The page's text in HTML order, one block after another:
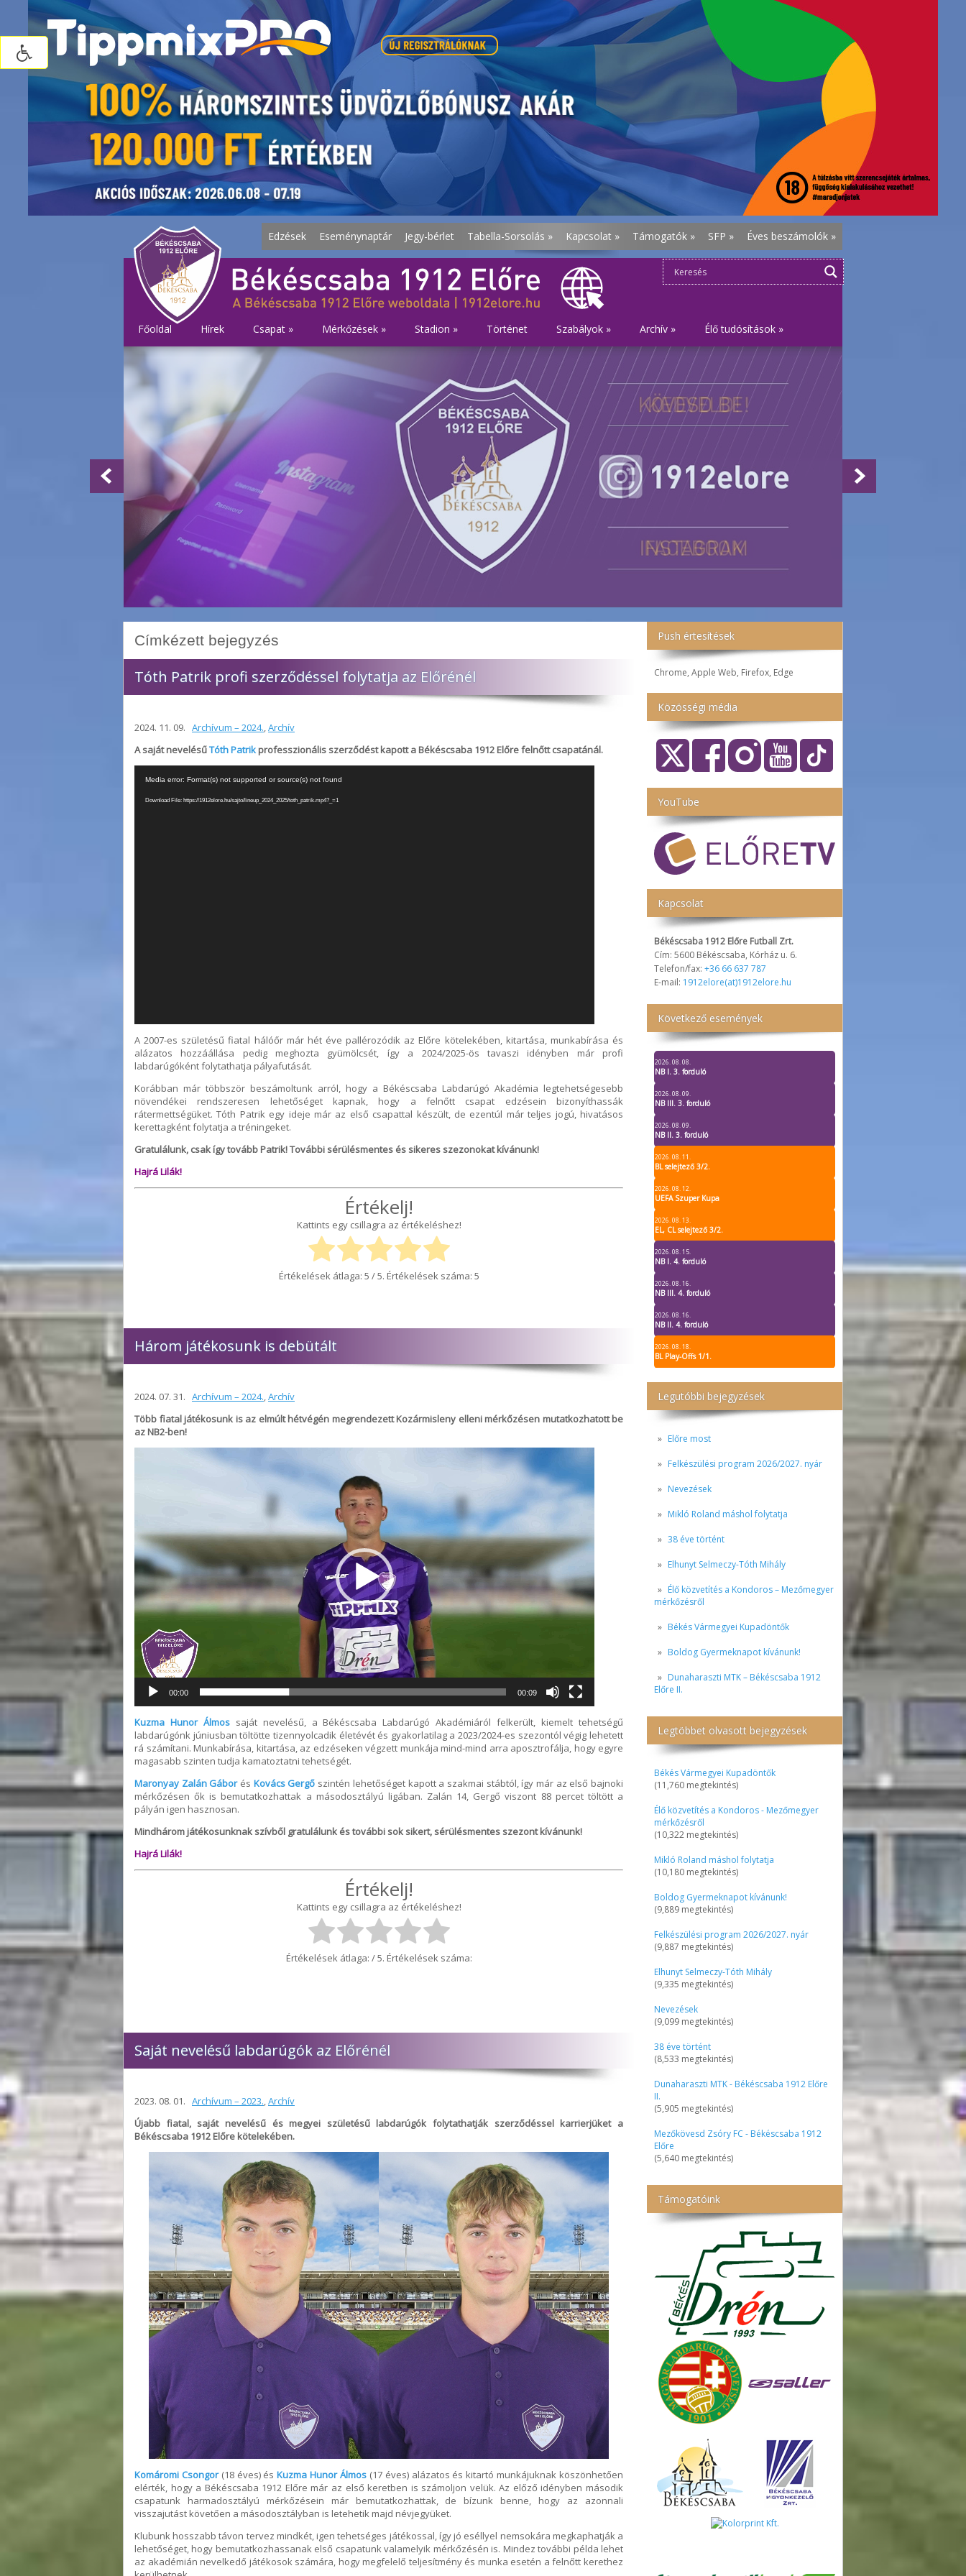
Edzések Eseménynaptár Jegy-bérlet Tabella-Sorsolás » Kapcsolat » Támogatók » SFP » Éves beszámolók »
Főoldal Hírek Csapat » Mérkőzések » Stadion » Történet Szabályok » Archív » Élő tudósítások »
Push értesítések
Chrome, Apple Web, Firefox, Edge
Közösségi média
YouTube
Kapcsolat
Békéscsaba 1912 Előre Futball Zrt.
Cím: 5600 Békéscsaba, Kórház u. 6.
Telefon/fax: +36 66 637 787
E-mail: 1912elore(at)1912elore.hu
Következő események
2026. 08. 08.
NB I. 3. forduló
2026. 08. 09.
NB III. 3. forduló
2026. 08. 09.
NB II. 3. forduló
2026. 08. 11.
BL selejtező 3/2.
2026. 08. 12.
UEFA Szuper Kupa
2026. 08. 13.
EL, CL selejtező 3/2.
2026. 08. 15.
NB I. 4. forduló
2026. 08. 16.
NB III. 4. forduló
2026. 08. 16.
NB II. 4. forduló
2026. 08. 18.
BL Play-Offs 1/1.
Legutóbbi bejegyzések
Előre most
Felkészülési program 2026/2027. nyár
Nevezések
Mikló Roland máshol folytatja
38 éve történt
Elhunyt Selmeczy-Tóth Mihály
Élő közvetítés a Kondoros – Mezőmegyer
mérkőzésről
Békés Vármegyei Kupadöntők
Boldog Gyermeknapot kívánunk!
Dunaharaszti MTK – Békéscsaba 1912
Előre II.
Legtöbbet olvasott bejegyzések
Békés Vármegyei Kupadöntők
(11,760 megtekintés)
Élő közvetítés a Kondoros - Mezőmegyer
mérkőzésről
(10,322 megtekintés)
Mikló Roland máshol folytatja
(10,180 megtekintés)
Boldog Gyermeknapot kívánunk!
(9,889 megtekintés)
Felkészülési program 2026/2027. nyár
(9,887 megtekintés)
Elhunyt Selmeczy-Tóth Mihály
(9,335 megtekintés)
Nevezések
(9,099 megtekintés)
38 éve történt
(8,533 megtekintés)
Dunaharaszti MTK - Békéscsaba 1912 Előre
II.
(5,905 megtekintés)
Mezőkövesd Zsóry FC - Békéscsaba 1912
Előre
(5,640 megtekintés)
Támogatóink
Címkézett bejegyzés
Tóth Patrik profi szerződéssel folytatja az Előrénél
2024. 11. 09. Archívum – 2024.,Archív
A saját nevelésűTóth Patrik professzionális szerződést kapott a Békéscsaba 1912 Előre felnőtt csapatánál.
Media error: Format(s) not supported or source(s) not found
Download File: https://1912elore.hu/sajto/lineup_2024_2025/toth_patrik.mp4?_=1
A 2007-es születésű fiatal hálóőr már hét éve pallérozódik az Előre kötelekében, kitartása, munkabírása és
alázatos hozzáállása pedig meghozta gyümölcsét, így a 2024/2025-ös tavaszi idényben már profi
labdarúgóként folytathatja pályafutását.
Korábban már többször beszámoltunk arról, hogy a Békéscsaba Labdarúgó Akadémia legtehetségesebb
növendékei rendszeresen lehetőséget kapnak, hogy a felnőtt csapat edzésein bizonyíthassák
rátermettségüket. Tóth Patrik egy ideje már az első csapattal készült, de ezentúl már teljes jogú, hivatásos
kerettagként folytatja a tréningeket.
Gratulálunk, csak így tovább Patrik! További sérülésmentes és sikeres szezonokat kívánunk!
Hajrá Lilák!
Értékelj!
Kattints egy csillagra az értékeléshez!
Értékelések átlaga: 5 / 5. Értékelések száma: 5
Három játékosunk is debütált
2024. 07. 31. Archívum – 2024.,Archív
Több fiatal játékosunk is az elmúlt hétvégén megrendezett Kozármisleny elleni mérkőzésen mutatkozhatott be
az NB2-ben!
00:00 00:09
Kuzma Hunor Álmossaját nevelésű, a Békéscsaba Labdarúgó Akadémiáról felkerült, kiemelt tehetségű
labdarúgónk júniusban töltötte tizennyolcadik életévét és gyakorlatilag a 2023/2024-es szezontól végig lehetett
rá számítani. Munkabírása, kitartása, az edzéseken végzett munkája mind-mind arra aposztrofálja, hogy egyre
magasabb szinten tudja kamatoztatni tehetségét.
Maronyay Zalán Gáborés Kovács Gergő szintén lehetőséget kapott a szakmai stábtól, így már az első bajnoki
mérkőzésen ők is bemutatkozhattak a másodosztályú ligában. Zalán 14, Gergő viszont 88 percet töltött a
pályán igen hasznosan.
Mindhárom játékosunknak szívből gratulálunk és további sok sikert, sérülésmentes szezont kívánunk!
Hajrá Lilák!
Értékelj!
Kattints egy csillagra az értékeléshez!
Értékelések átlaga: / 5. Értékelések száma:
Saját nevelésű labdarúgók az Előrénél
2023. 08. 01. Archívum – 2023.,Archív
Újabb fiatal, saját nevelésű és megyei születésű labdarúgók folytathatják szerződéssel karrierjüket a
Békéscsaba 1912 Előre kötelekében.
Komáromi Csongor(18 éves) ésKuzma Hunor Álmos (17 éves) alázatos és kitartó munkájuknak köszönhetően
elérték, hogy a Békéscsaba 1912 Előre már az első keretben is számoljon velük. Az előző idényben második
csapatunk harmadosztályú mérkőzésein már bemutatkozhattak, de bízunk benne, hogy az azonnali
visszajutást követően a másodosztályban is letehetik majd névjegyüket.
Klubunk hosszabb távon tervez mindkét, igen tehetséges játékossal, így jó eséllyel nemsokára megkaphatják a
lehetőséget, hogy bemutatkozhassanak első csapatunk valamelyik mérkőzésén is. Mindez további példa lehet
az akadémián nevelkedő játékosok számára, hogy megfelelő teljesítmény és munka esetén a felnőtt kerethez